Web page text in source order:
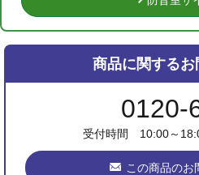
商品に関するお
0120-
受付時間 10:00～
この商品のお